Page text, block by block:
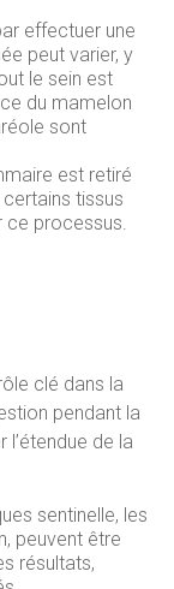
effectuer une
peut varier, y
le sein est
du mamelon
sont
est retiré
tissus
processus.
clé dans la
pendant la
de la
sentinelle, les
peuvent être
résultats,